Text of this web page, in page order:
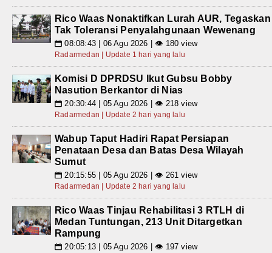
Rico Waas Nonaktifkan Lurah AUR, Tegaskan
Tak Toleransi Penyalahgunaan Wewenang
📅 08:08:43 | 06 Agu 2026 | 👁 180 view
Radarmedan | Update 1 hari yang lalu
Komisi D DPRDSU Ikut Gubsu Bobby
Nasution Berkantor di Nias
📅 20:30:44 | 05 Agu 2026 | 👁 218 view
Radarmedan | Update 2 hari yang lalu
Wabup Taput Hadiri Rapat Persiapan
Penataan Desa dan Batas Desa Wilayah
Sumut
📅 20:15:55 | 05 Agu 2026 | 👁 261 view
Radarmedan | Update 2 hari yang lalu
Rico Waas Tinjau Rehabilitasi 3 RTLH di
Medan Tuntungan, 213 Unit Ditargetkan
Rampung
📅 20:05:13 | 05 Agu 2026 | 👁 197 view